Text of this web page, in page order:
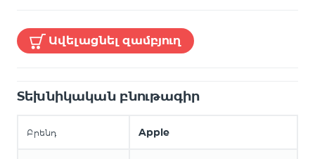
Ավելացնել զամբյուղ
Տեխնիկական բնութագիր
Բրենդ Apple